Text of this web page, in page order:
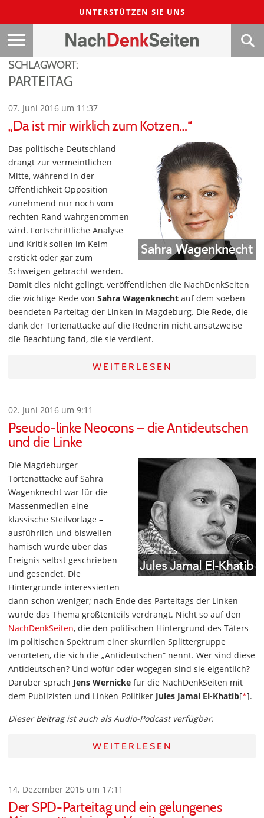
UNTERSTÜTZEN SIE UNS
SCHLAGWORT:
PARTEITAG
07. Juni 2016 um 11:37
„Da ist mir wirklich zum Kotzen…“
Das politische Deutschland
drängt zur vermeintlichen
Mitte, während in der
Öffentlichkeit Opposition
zunehmend nur noch vom
rechten Rand wahrgenommen
wird. Fortschrittliche Analyse
und Kritik sollen im Keim
erstickt oder gar zum
Schweigen gebracht werden.
Damit dies nicht gelingt, veröffentlichen die NachDenkSeiten
die wichtige Rede von Sahra Wagenknecht auf dem soeben
beendeten Parteitag der Linken in Magdeburg. Die Rede, die
dank der Tortenattacke auf die Rednerin nicht ansatzweise
die Beachtung fand, die sie verdient.
WEITERLESEN
02. Juni 2016 um 9:11
Pseudo-linke Neocons – die Antideutschen
und die Linke
Die Magdeburger
Tortenattacke auf Sahra
Wagenknecht war für die
Massenmedien eine
klassische Steilvorlage –
ausführlich und bisweilen
hämisch wurde über das
Ereignis selbst geschrieben
und gesendet. Die
Hintergründe interessierten
dann schon weniger; nach Ende des Parteitags der Linken
wurde das Thema größtenteils verdrängt. Nicht so auf den
NachDenkSeiten, die den politischen Hintergrund des Täters
im politischen Spektrum einer skurrilen Splittergruppe
verorteten, die sich die „Antideutschen“ nennt. Wer sind diese
Antideutschen? Und wofür oder wogegen sind sie eigentlich?
Darüber sprach Jens Wernicke für die NachDenkSeiten mit
dem Publizisten und Linken-Politiker Jules Jamal El-Khatib[*].
Dieser Beitrag ist auch als Audio-Podcast verfügbar.
WEITERLESEN
14. Dezember 2015 um 17:11
Der SPD-Parteitag und ein gelungenes